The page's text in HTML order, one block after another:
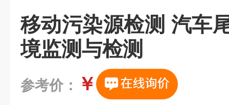
移动污染源检测 汽车
境监测与检测
参考价： ￥